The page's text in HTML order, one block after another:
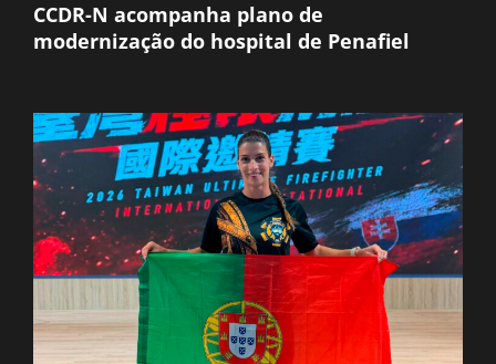
CCDR-N acompanha plano de
modernização do hospital de Penafiel